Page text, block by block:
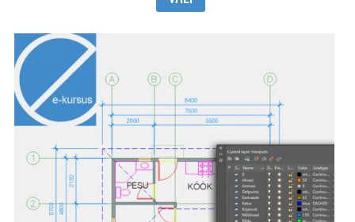
99€.49€.